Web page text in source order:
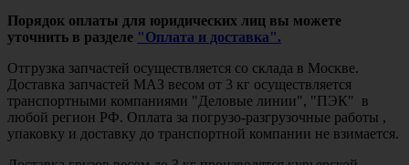
Порядок оплаты для юридических лиц вы можете
уточнить в разделе "Оплата и доставка".
Отгрузка запчастей осуществляется со склада в Москве.
Доставка запчастей МАЗ весом от 3 кг осуществляется
транспортными компаниями "Деловые линии", "ПЭК" в
любой регион РФ. Оплата за погрузо-разгрузочные работы ,
упаковку и доставку до транспортной компании не взимается.